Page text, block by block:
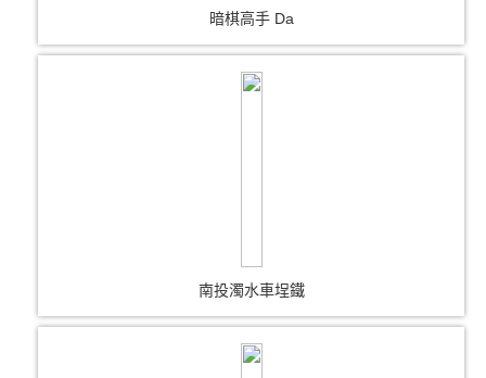
暗棋高手 Da
南投濁水車埕鐵